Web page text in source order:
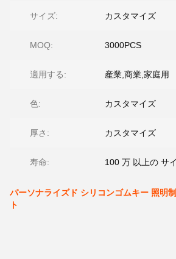
サイズ: カスタマイズ
MOQ: 3000PCS
適用する: 産業,商業,家庭用
色: カスタマイズ
厚さ: カスタマイズ
寿命: 100 万 以上の サ
パーソナライズド シリコンゴムキー 照明
ト